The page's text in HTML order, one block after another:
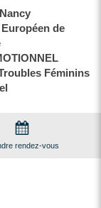
de
Féminins
rendez-vous